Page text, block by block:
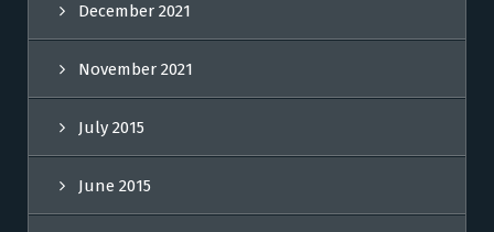
December 2021
November 2021
July 2015
June 2015